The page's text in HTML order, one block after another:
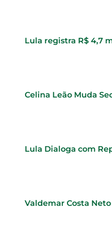
Lula registra R$ 4,7
Celina Leão Muda
Lula Dialoga com
Valdemar Costa